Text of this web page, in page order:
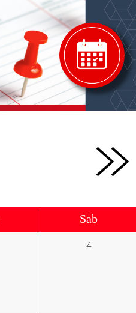
Sab
4